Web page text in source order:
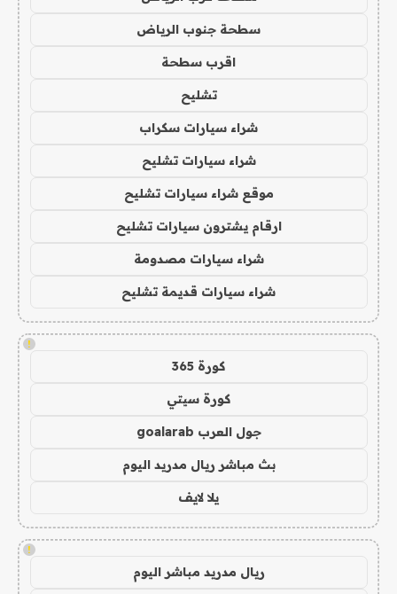
سطحة جنوب الرياض
اقرب سطحة
تشليح
شراء سيارات سكراب
شراء سيارات تشليح
موقع شراء سيارات تشليح
ارقام يشترون سيارات تشليح
شراء سيارات مصدومة
شراء سيارات قديمة تشليح
!
كورة 365
كورة سيتي
جول العرب goalarab
بث مباشر ريال مدريد اليوم
يلا لايف
!
ريال مدريد مباشر اليوم